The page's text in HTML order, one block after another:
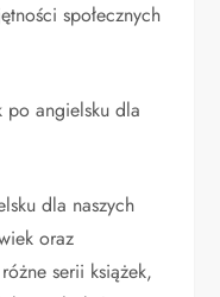
społecznych
angielsku dla
dla naszych
oraz
serii książek,